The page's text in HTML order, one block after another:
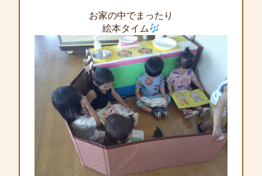
お家の中でまったり
絵本タイム